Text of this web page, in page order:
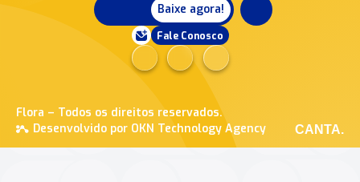
Baixe agora!
Fale Conosco
Flora – Todos os direitos reservados.
Desenvolvido por OKN Technology Agency
CANTA.